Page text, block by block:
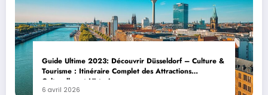
Guide Ultime 2023: Découvrir Düsseldorf – Culture &
Tourisme : Itinéraire Complet des Attractions
Culturelles et Historiques
6 avril 2026